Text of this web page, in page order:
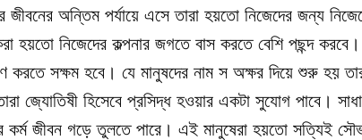
জীবনের অন্তিম পর্যায়ে এসে তারা হয়তো নিজেদের জন্য
হয়তো নিজেদের কল্পনার জগতে বাস করতে বেশি পছন্দ
করতে সক্ষম হবে। যে মানুষদের নাম স অক্ষর দিয়ে শুরু হয়
জ্যোতিষী হিসেবে প্রসিদ্ধ হওয়ার একটা সুযোগ পাবে।
কর্ম জীবন গড়ে তুলতে পারে। এই মানুষেরা হয়তো সত্যিই